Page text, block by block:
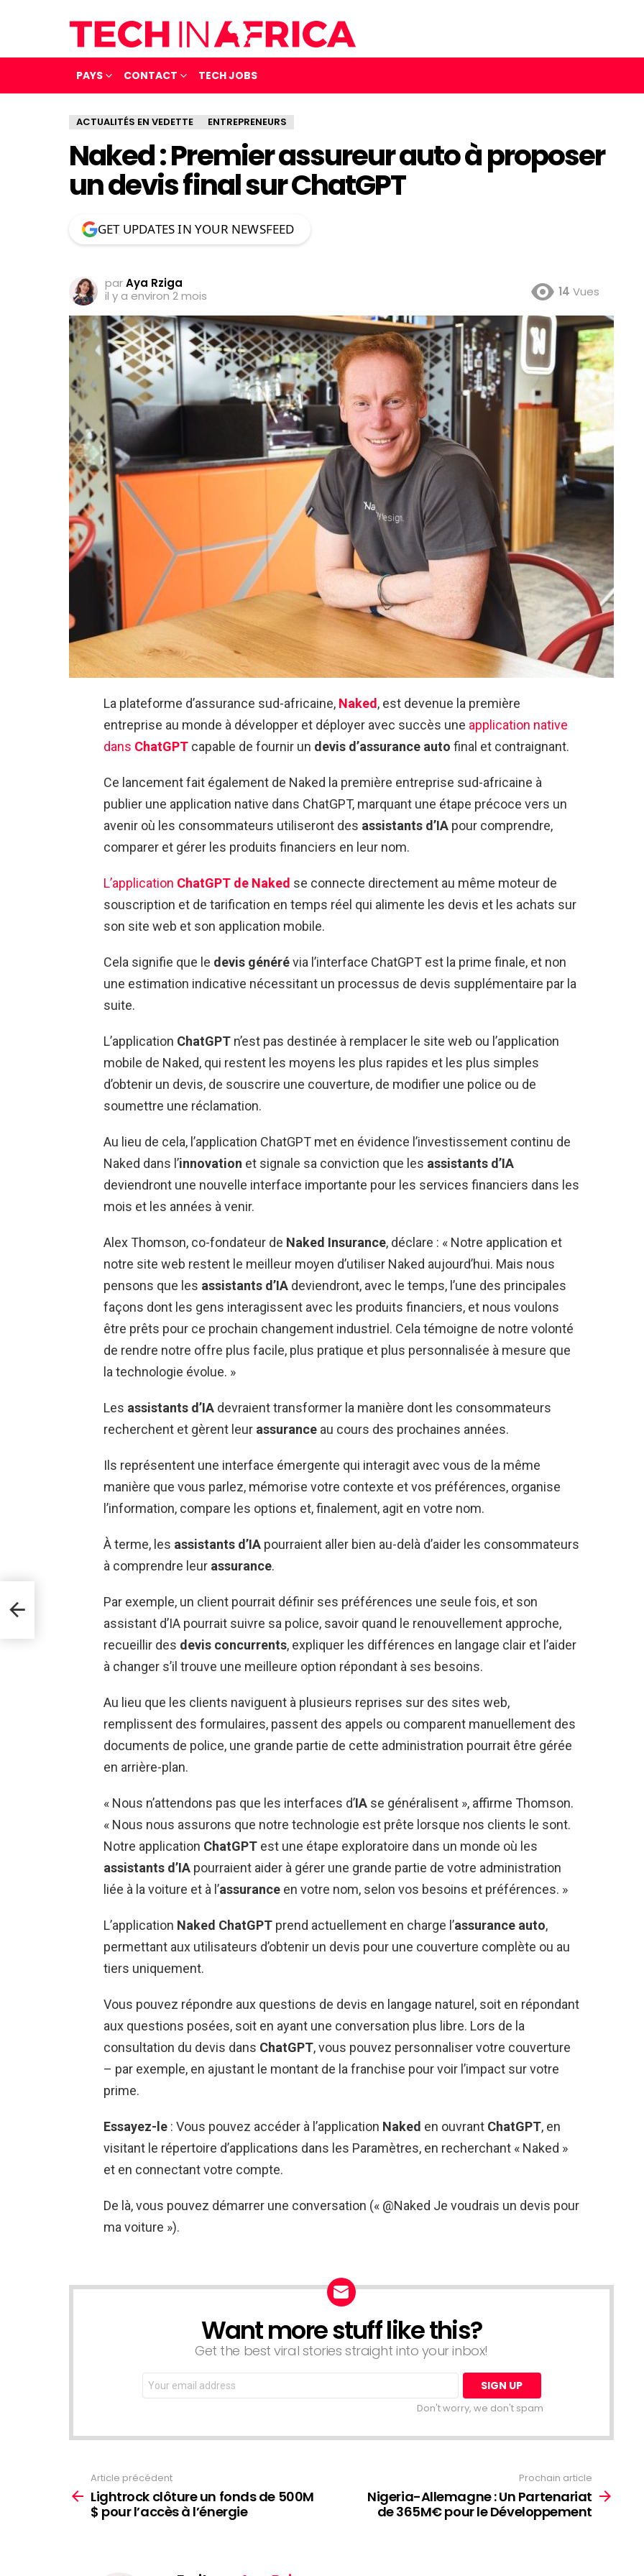
PAYS CONTACT TECH JOBS
ACTUALITÉS EN VEDETTE ENTREPRENEURS
Naked : Premier assureur auto à proposer
un devis final sur ChatGPT
GET UPDATES IN YOUR NEWSFEED
parAya Rziga
il y a environ 2 mois
14 Vues
La plateforme d’assurance sud-africaine, Naked, est devenue la première
entreprise au monde à développer et déployer avec succès une application native
dans ChatGPT capable de fournir un devis d’assurance auto final et contraignant.
Ce lancement fait également de Naked la première entreprise sud-africaine à
publier une application native dans ChatGPT, marquant une étape précoce vers un
avenir où les consommateurs utiliseront des assistants d’IA pour comprendre,
comparer et gérer les produits financiers en leur nom.
L’application ChatGPT de Naked se connecte directement au même moteur de
souscription et de tarification en temps réel qui alimente les devis et les achats sur
son site web et son application mobile.
Cela signifie que le devis générévia l’interface ChatGPT est la prime finale, et non
une estimation indicative nécessitant un processus de devis supplémentaire par la
suite.
L’application ChatGPT n’est pas destinée à remplacer le site web ou l’application
mobile de Naked, qui restent les moyens les plus rapides et les plus simples
d’obtenir un devis, de souscrire une couverture, de modifier une police ou de
soumettre une réclamation.
Au lieu de cela, l’application ChatGPT met en évidence l’investissement continu de
Naked dans l’innovation et signale sa conviction que les assistants d’IA
deviendront une nouvelle interface importante pour les services financiers dans les
mois et les années à venir.
Alex Thomson, co-fondateur de Naked Insurance, déclare : « Notre application et
notre site web restent le meilleur moyen d’utiliser Naked aujourd’hui. Mais nous
pensons que les assistants d’IA deviendront, avec le temps, l’une des principales
façons dont les gens interagissent avec les produits financiers, et nous voulons
être prêts pour ce prochain changement industriel. Cela témoigne de notre volonté
de rendre notre offre plus facile, plus pratique et plus personnalisée à mesure que
la technologie évolue. »
Les assistants d’IA devraient transformer la manière dont les consommateurs
recherchent et gèrent leur assurance au cours des prochaines années.
Ils représentent une interface émergente qui interagit avec vous de la même
manière que vous parlez, mémorise votre contexte et vos préférences, organise
l’information, compare les options et, finalement, agit en votre nom.
À terme, les assistants d’IA pourraient aller bien au-delà d’aider les consommateurs
à comprendre leur assurance.
Par exemple, un client pourrait définir ses préférences une seule fois, et son
assistant d’IA pourrait suivre sa police, savoir quand le renouvellement approche,
recueillir des devis concurrents, expliquer les différences en langage clair et l’aider
à changer s’il trouve une meilleure option répondant à ses besoins.
Au lieu que les clients naviguent à plusieurs reprises sur des sites web,
remplissent des formulaires, passent des appels ou comparent manuellement des
documents de police, une grande partie de cette administration pourrait être gérée
en arrière-plan.
« Nous n’attendons pas que les interfaces d’IA se généralisent », affirme Thomson.
« Nous nous assurons que notre technologie est prête lorsque nos clients le sont.
Notre application ChatGPT est une étape exploratoire dans un monde où les
assistants d’IA pourraient aider à gérer une grande partie de votre administration
liée à la voiture et à l’assurance en votre nom, selon vos besoins et préférences. »
L’application Naked ChatGPT prend actuellement en charge l’assurance auto,
permettant aux utilisateurs d’obtenir un devis pour une couverture complète ou au
tiers uniquement.
Vous pouvez répondre aux questions de devis en langage naturel, soit en répondant
aux questions posées, soit en ayant une conversation plus libre. Lors de la
consultation du devis dans ChatGPT, vous pouvez personnaliser votre couverture
– par exemple, en ajustant le montant de la franchise pour voir l’impact sur votre
prime.
Essayez-le : Vous pouvez accéder à l’application Naked en ouvrant ChatGPT, en
visitant le répertoire d’applications dans les Paramètres, en recherchant « Naked »
et en connectant votre compte.
De là, vous pouvez démarrer une conversation (« @Naked Je voudrais un devis pour
ma voiture »).
Want more stuff like this?
Get the best viral stories straight into your inbox!
Email
address:
Don't worry, we don't spam
plus
Article précédent
Lightrock clôture un fonds de 500M
$ pour l’accès à l’énergie
Prochain article
Nigeria-Allemagne : Un Partenariat
de 365M€ pour le Développement